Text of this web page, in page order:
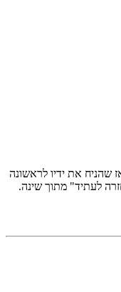
שהניח את ידיו לראשונה
לעתיד" מתוך שינה.